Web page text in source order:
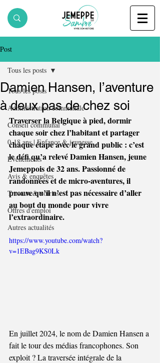
Post
Tous les posts
Administration communale
Conseil communal
0-18 ans | Enfance & jeunesse
Evènements
Avis & enquêtes
Travaux & voiries
Offres d'emploi
Autres actualités
Tous les posts
Damien Hansen, l’aventure
à deux pas de chez soi
Traverser la Belgique à pied, dormir
chaque soir chez l’habitant et partager
chaque étape avec le grand public : c’est
le défi qu’a relevé Damien Hansen, jeune
Jemeppois de 32 ans. Passionné de
randonnées et de micro-aventures, il
prouve qu’il n’est pas nécessaire d’aller
au bout du monde pour vivre
l’extraordinaire.
https://www.youtube.com/watch?
v=1EBag9KS0Lk
En juillet 2024, le nom de Damien Hansen a
fait le tour des médias francophones. Son
exploit ? La traversée intégrale de la